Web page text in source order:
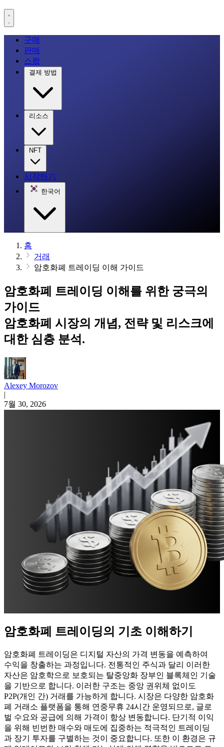
구매
판매
스왑
결제 방법
리소스
NFT
시작하기
한국어
홈
거래
암호화폐 트레이딩 이해 가이드
암호화폐 트레이딩 이해를 위한 궁극의
가이드
암호화폐 시장의 개념, 전략 및 리스크에
대한 심층 분석.
Alexey Morozov
|
7월 30, 2026
암호화폐 트레이딩의 기초 이해하기
암호화폐 트레이딩은 디지털 자산의 가격 변동을 예측하여
수익을 창출하는 과정입니다. 전통적인 주식과 달리 이러한
자산은 암호학으로 보호되는 탈중앙화 장부인 블록체인 기술
을 기반으로 합니다. 이러한 구조는 중앙 권위체 없이도
P2P(개인 간) 거래를 가능하게 합니다. 시장은 다양한 암호화
폐 거래소 플랫폼을 통해 연중무휴 24시간 운영되므로, 글로
벌 수요와 공급에 의해 가격이 항상 변동합니다. 단기적 이익
을 위해 빈번한 매수와 매도에 집중하는 적극적인 트레이딩
과 장기 투자를 구별하는 것이 중요합니다. 또한 이 환경은 규